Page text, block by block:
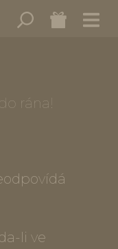
rána!
li ve